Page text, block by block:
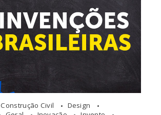
Construção Civil
Design